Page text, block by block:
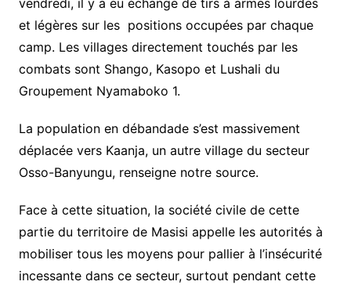
vendredi, il y a eu échange de tirs à armes lourdes
et légères sur les positions occupées par chaque
camp. Les villages directement touchés par les
combats sont Shango, Kasopo et Lushali du
Groupement Nyamaboko 1.
La population en débandade s’est massivement
déplacée vers Kaanja, un autre village du secteur
Osso-Banyungu, renseigne notre source.
Face à cette situation, la société civile de cette
partie du territoire de Masisi appelle les autorités à
mobiliser tous les moyens pour pallier à l’insécurité
incessante dans ce secteur, surtout pendant cette